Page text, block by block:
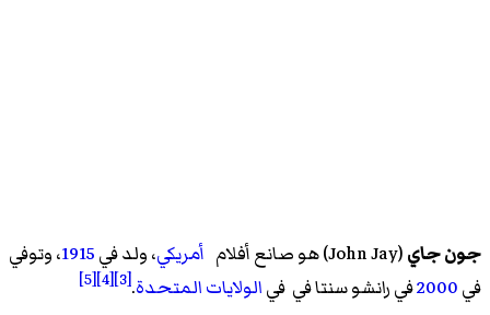
جون جاي(
John Jay)‏ هو صانع أفلام أمريكي، ولد في1915، وتوفي
في2000فيرانشو سنتا في فيالولايات المتحدة.
[3]
[4]
[5]